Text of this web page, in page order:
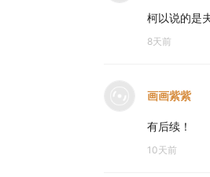
柯以说的是
8天前
画画紫紫
有后续！
10天前